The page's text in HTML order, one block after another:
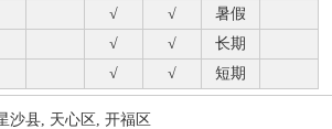
√ √
暑假
√ √
长期
√ √ 短期
沙县, 天心区, 开福区